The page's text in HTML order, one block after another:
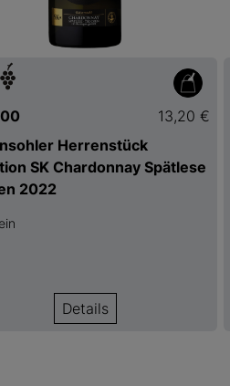
13,20 €
Herrenstück
SK Chardonnay Spätlese
2022
Details